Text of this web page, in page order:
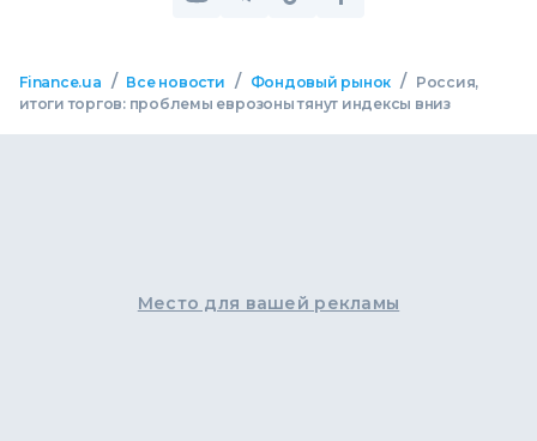
Finance.ua / Все новости / Фондовый рынок /
Россия,
итоги торгов: проблемы еврозоны тянут индексы вниз
Место для вашей рекламы